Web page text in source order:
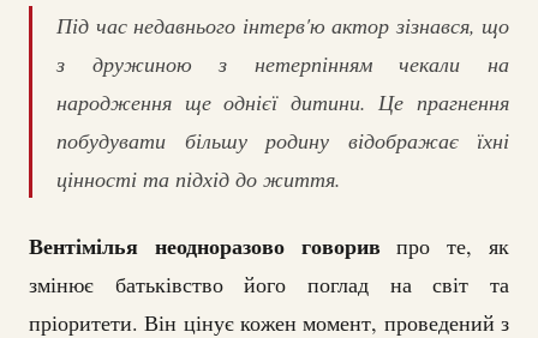
Під час недавнього інтерв'ю актор зізнався, що
з дружиною з нетерпінням чекали на
народження ще однієї дитини. Це прагнення
побудувати більшу родину відображає їхні
цінності та підхід до життя.
Вентімілья неодноразово говоривпро те, як
змінює батьківство його поглад на світ та
пріоритети. Він цінує кожен момент, проведений з